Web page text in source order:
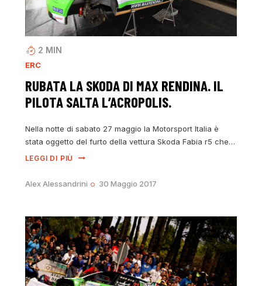
2 MIN
ERC
RUBATA LA SKODA DI MAX RENDINA. IL
PILOTA SALTA L’ACROPOLIS.
Nella notte di sabato 27 maggio la Motorsport Italia è
stata oggetto del furto della vettura Skoda Fabia r5 che…
LEGGI DI PIÙ
Alex Alessandrini 30 Maggio 2017